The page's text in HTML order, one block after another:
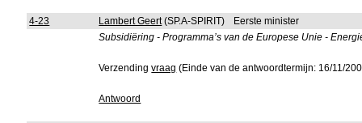
4-23 Lambert Geert(SP.A-SPIRIT)
Eerste minister
Subsidiëring - Programma’s van de Europese Unie -
Verzendingvraag (Einde van de antwoordtermijn: 16/11/
Antwoord